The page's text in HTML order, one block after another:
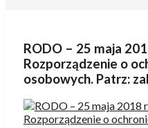
RODO – 25 maja
Rozporządzenie o
osobowych. Patrz: